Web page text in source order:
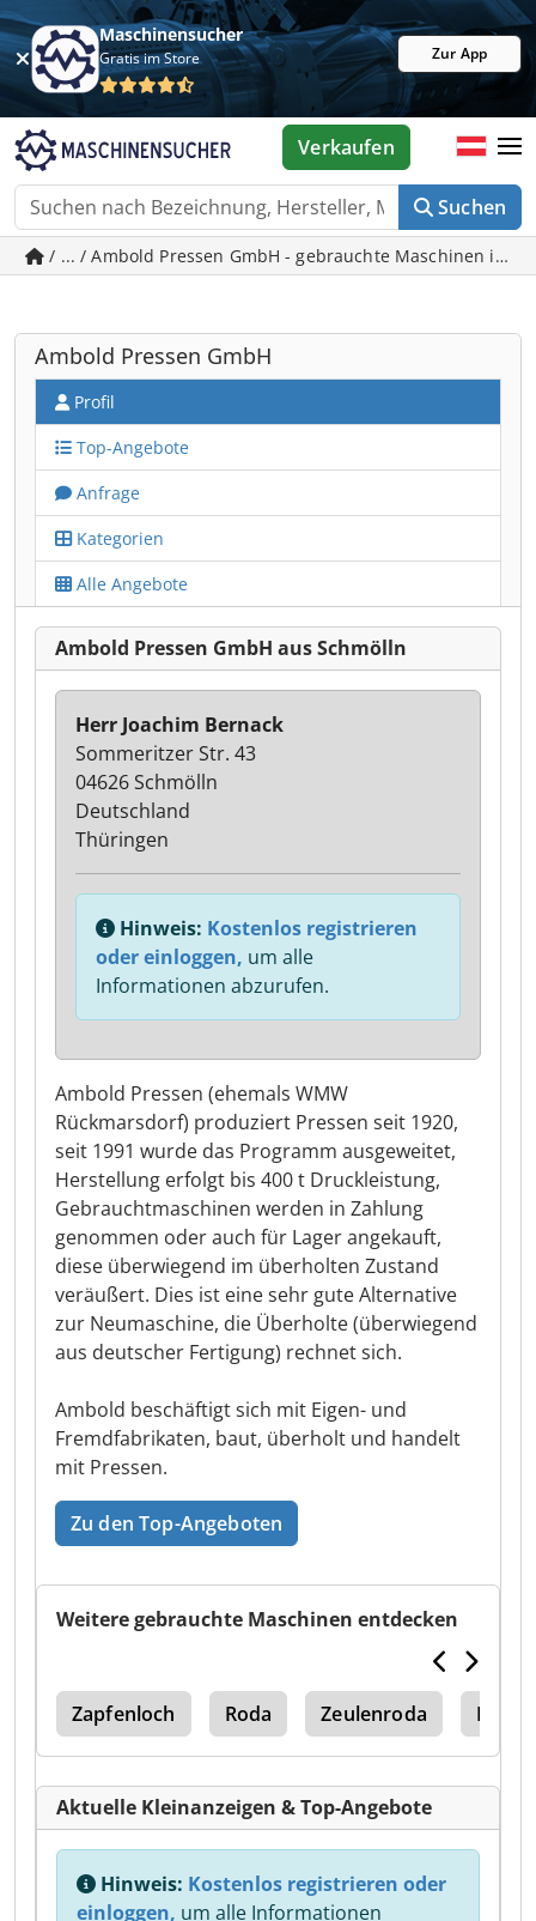
Maschinensucher
Gratis im Store Zur App
Suchen
Verkaufen
/ ... / Ambold Pressen GmbH - gebrauchte Maschinen in
Ambold Pressen GmbH
Profil
Top-Angebote
Anfrage
Kategorien
Alle Angebote
Ambold Pressen GmbH aus Schmölln
Ambold Pressen (ehemals WMW
Rückmarsdorf) produziert Pressen seit 1920,
seit 1991 wurde das Programm ausgeweitet,
Herstellung erfolgt bis 400 t Druckleistung,
Gebrauchtmaschinen werden in Zahlung
genommen oder auch für Lager angekauft,
diese überwiegend im überholten Zustand
veräußert. Dies ist eine sehr gute Alternative
zur Neumaschine, die Überholte (überwiegend
aus deutscher Fertigung) rechnet sich.
Ambold beschäftigt sich mit Eigen- und
Fremdfabrikaten, baut, überholt und handelt
mit Pressen.
Zu den Top-Angeboten
Herr Joachim Bernack
Sommeritzer Str. 43
04626 Schmölln
Deutschland
Thüringen
Hinweis: Kostenlos registrieren
oder einloggen, um alle
Informationen abzurufen.
Weitere gebrauchte Maschinen entdecken
Zapfenloch Roda Zeulenroda
Aktuelle Kleinanzeigen & Top-Angebote
Hinweis: Kostenlos registrieren oder
einloggen, um alle Informationen